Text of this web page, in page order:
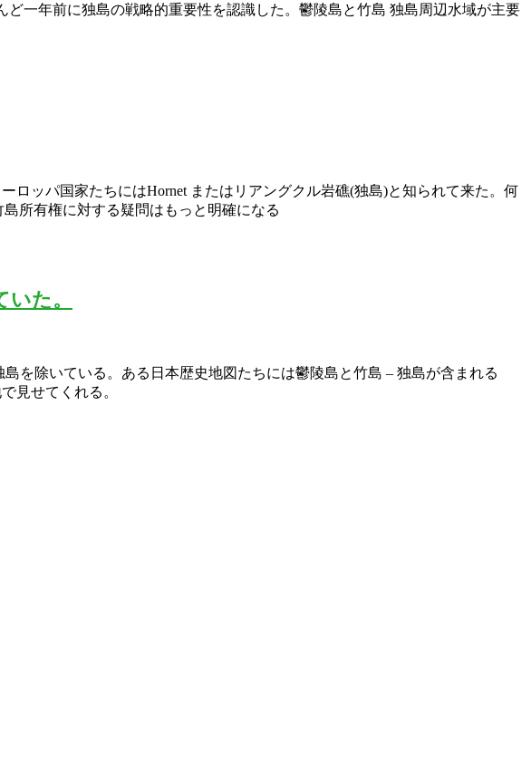
一年前に独島の戦略的重要性を認識した。鬱陵島と竹島 独島周辺水域が主要
ッパ国家たちにはHornet またはリアングクル岩礁(独島)と知られて来た。何
所有権に対する疑問はもっと明確になる
た。
を除いている。ある日本歴史地図たちには鬱陵島と竹島 – 独島が含まれる
見せてくれる。